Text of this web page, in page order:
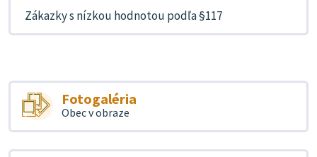
Zákazky s nízkou hodnotou podľa §117
Fotogaléria
Obec v obraze